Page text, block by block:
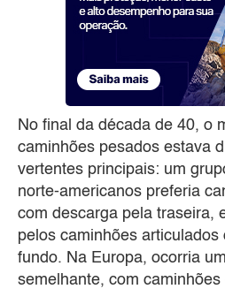
No final da década de 40, o
caminhões pesados estava
vertentes principais: um
norte-americanos preferia
com descarga pela traseira,
pelos caminhões articulados
fundo. Na Europa, ocorria
semelhante, com